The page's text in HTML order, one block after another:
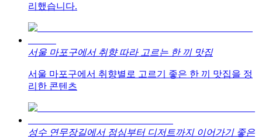
리했습니다.
서울 마포구에서 취향 따라 고르는 한 끼 맛집
서울 마포구에서 취향별로 고르기 좋은 한 끼 맛집을 정
리한 콘텐츠
성수 연무장길에서 점심부터 디저트까지 이어가기 좋은